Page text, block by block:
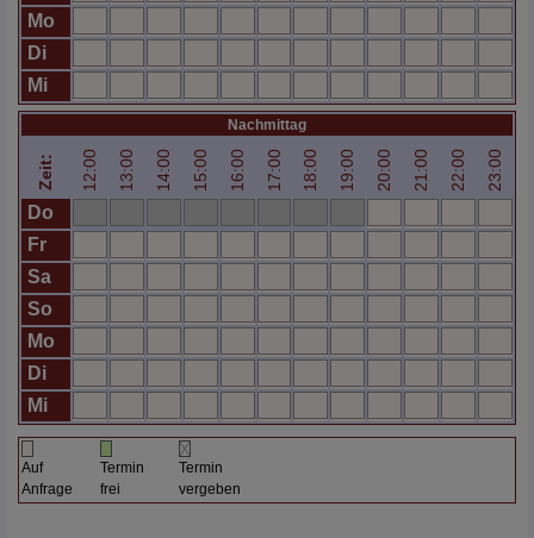
Mo
Di
Mi
Nachmittag
Zeit: 12:00 13:00 14:00 15:00 16:00 17:00 18:00 19:00 20:00 21:00 22:00 23:00
Do
Fr
Sa
So
Mo
Di
Mi
Auf
Anfrage
Termin
frei
Termin
vergeben